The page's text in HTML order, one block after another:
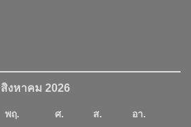
สิงหาคม 2026
พฤ. ศ. ส.
อา.